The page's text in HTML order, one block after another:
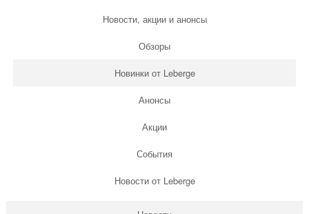
Новости, акции и анонсы
Обзоры
Новинки от Leberge
Анонсы
Акции
События
Новости от Leberge